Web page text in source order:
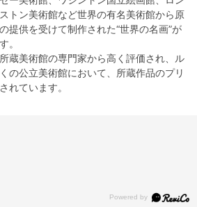
トン美術館など世界の有名美術館から原
提供を受けて制作された“世界の名画”が
。
蔵美術館の専門家から高く評価され、ル
の公立美術館において、所蔵作品のプリ
れています。